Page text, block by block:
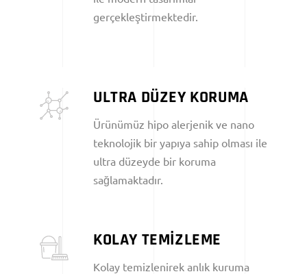
gerçekleştirmektedir.
ULTRA DÜZEY KORUMA
Ürünümüz hipo alerjenik ve nano
teknolojik bir yapıya sahip olması ile
ultra düzeyde bir koruma
sağlamaktadır.
KOLAY TEMİZLEME
Kolay temizlenirek anlık kuruma